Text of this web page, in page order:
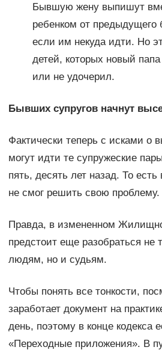
Бывшую жену выпишут
ребенком от предыдущего
если им некуда идти. Но
детей, которых новый
или не удочерил.
Бывших супругов начнут
Фактически теперь с исками о
могут идти те супружеские
пять, десять лет назад. То есть
не смог решить свою проблему.
Правда, в измененном
предстоит еще разобраться не
людям, но и судьям.
Чтобы понять все тонкости,
заработает документ на
день, поэтому в конце кодекса
«Переходные приложения». В